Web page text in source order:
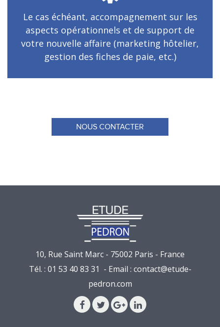
Le cas échéant, accompagnement sur les
aspects opérationnels et de support de
votre nouvelle affaire (marketing hôtelier,
gestion des fiches de paie, etc.)
NOUS CONTACTER
10, Rue Saint Marc - 75002 Paris - France
Tél. : 01 53 40 83 31 - Email : contact@etude-
pedron.com